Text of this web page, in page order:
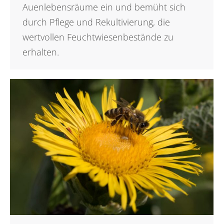
Auenlebensräume ein und bemüht sich
durch Pflege und Rekultivierung, die
wertvollen Feuchtwiesenbestände zu
erhalten.